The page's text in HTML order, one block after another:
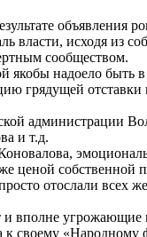
объявления
власти, исходя из
сообществом.
якобы надоело быть
грядущей
администрации
и т.д.
ценой собственной
отослали всех
вполне угрожающие
своему